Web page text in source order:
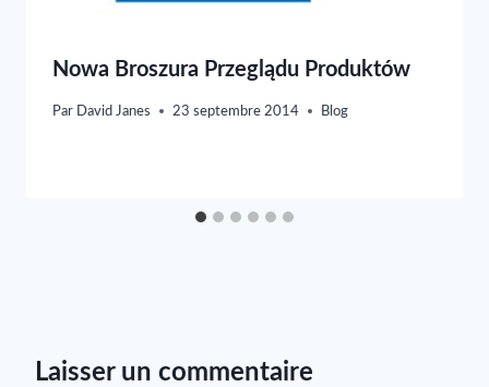
Nowa Broszura Przeglądu Produktów
Par David Janes 23 septembre 2014 Blog
Laisser un commentaire